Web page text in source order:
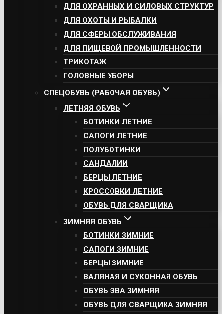
ДЛЯ ОХРАННЫХ И СИЛОВЫХ СТРУКТУР
ДЛЯ ОХОТЫ И РЫБАЛКИ
ДЛЯ СФЕРЫ ОБСЛУЖИВАНИЯ
ДЛЯ ПИЩЕВОЙ ПРОМЫШЛЕННОСТИ
ТРИКОТАЖ
ГОЛОВНЫЕ УБОРЫ
СПЕЦОБУВЬ (РАБОЧАЯ ОБУВЬ)
ЛЕТНЯЯ ОБУВЬ
БОТИНКИ ЛЕТНИЕ
САПОГИ ЛЕТНИЕ
ПОЛУБОТИНКИ
САНДАЛИИ
БЕРЦЫ ЛЕТНИЕ
КРОССОВКИ ЛЕТНИЕ
ОБУВЬ ДЛЯ СВАРЩИКА
ЗИМНЯЯ ОБУВЬ
БОТИНКИ ЗИМНИЕ
САПОГИ ЗИМНИЕ
БЕРЦЫ ЗИМНИЕ
ВАЛЯНАЯ И СУКОННАЯ ОБУВЬ
ОБУВЬ ЭВА ЗИМНЯЯ
ОБУВЬ ДЛЯ СВАРЩИКА ЗИМНЯЯ